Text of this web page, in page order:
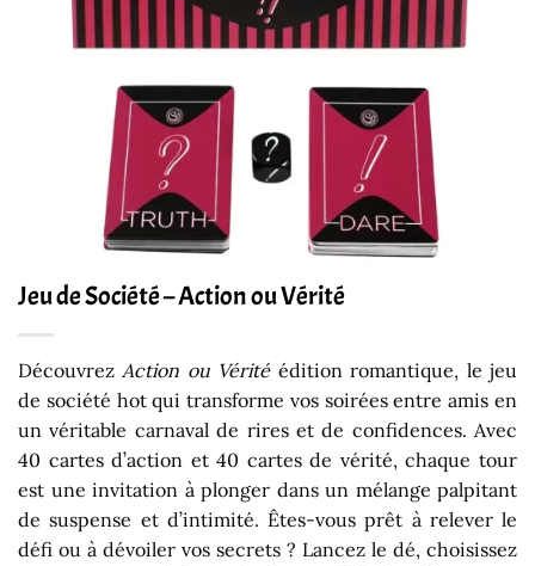
Jeu de Société – Action ou Vérité
DécouvrezAction ou Véritéédition romantique, le jeu
de société hot qui transforme vos soirées entre amis en
un véritable carnaval de rires et de confidences. Avec
40 cartes d’action et 40 cartes de vérité, chaque tour
est une invitation à plonger dans un mélange palpitant
de suspense et d’intimité. Êtes-vous prêt à relever le
défi ou à dévoiler vos secrets ? Lancez le dé, choisissez